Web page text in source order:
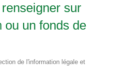
sur
ou un fonds de
de l'information légale et